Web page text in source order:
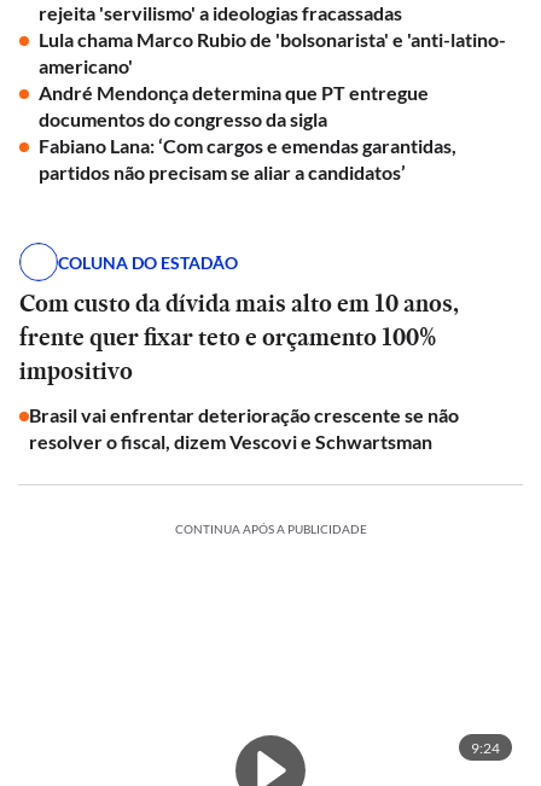
rejeita 'servilismo' a ideologias fracassadas
Lula chama Marco Rubio de 'bolsonarista' e 'anti-latino-
americano'
André Mendonça determina que PT entregue
documentos do congresso da sigla
Fabiano Lana: ‘Com cargos e emendas garantidas,
partidos não precisam se aliar a candidatos’
COLUNA DO ESTADÃO
Com custo da dívida mais alto em 10 anos,
frente quer fixar teto e orçamento 100%
impositivo
Brasil vai enfrentar deterioração crescente se não
resolver o fiscal, dizem Vescovi e Schwartsman
CONTINUA APÓS A PUBLICIDADE
9:24